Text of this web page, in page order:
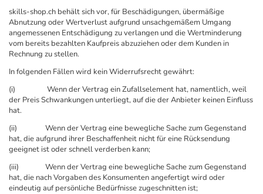
skills-shop.ch behält sich vor, für Beschädigungen, übermäßige
Abnutzung oder Wertverlust aufgrund unsachgemäßem Umgang
angemessenen Entschädigung zu verlangen und die Wertminderung
vom bereits bezahlten Kaufpreis abzuziehen oder dem Kunden in
Rechnung zu stellen.
In folgenden Fällen wird kein Widerrufsrecht gewährt:
(i) Wenn der Vertrag ein Zufallselement hat, namentlich, weil
der Preis Schwankungen unterliegt, auf die der Anbieter keinen Einfluss
hat.
(ii) Wenn der Vertrag eine bewegliche Sache zum Gegenstand
hat, die aufgrund ihrer Beschaffenheit nicht für eine Rücksendung
geeignet ist oder schnell verderben kann;
(iii) Wenn der Vertrag eine bewegliche Sache zum Gegenstand
hat, die nach Vorgaben des Konsumenten angefertigt wird oder
eindeutig auf persönliche Bedürfnisse zugeschnitten ist;